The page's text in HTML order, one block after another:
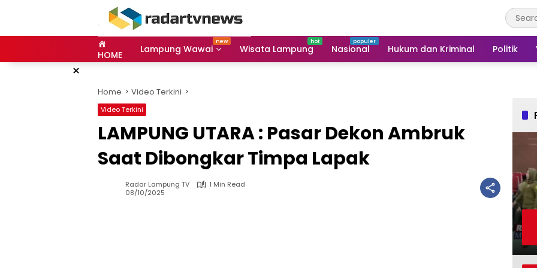
HOME Lampung Wawai Wisata Lampung Nasional Hukum dan Kriminal Politik
×
Home Video Terkini
Video Terkini
LAMPUNG UTARA : Pasar Dekon Ambruk
Saat Dibongkar Timpa Lapak
Radar Lampung TV
1 Min Read
08/10/2025